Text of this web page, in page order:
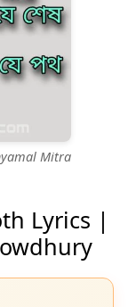
Mitra
Lyrics |